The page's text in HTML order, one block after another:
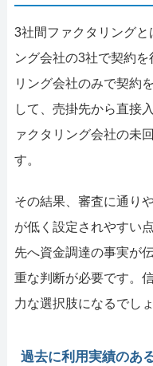
3社間ファクタリングと
ング会社の3社で契約
リング会社のみで契約
して、売掛先から直接
ァクタリング会社の未
す。
その結果、審査に通り
が低く設定されやすい
先へ資金調達の事実が
重な判断が必要です。
力な選択肢になるでしょ
過去に利用実績のあ